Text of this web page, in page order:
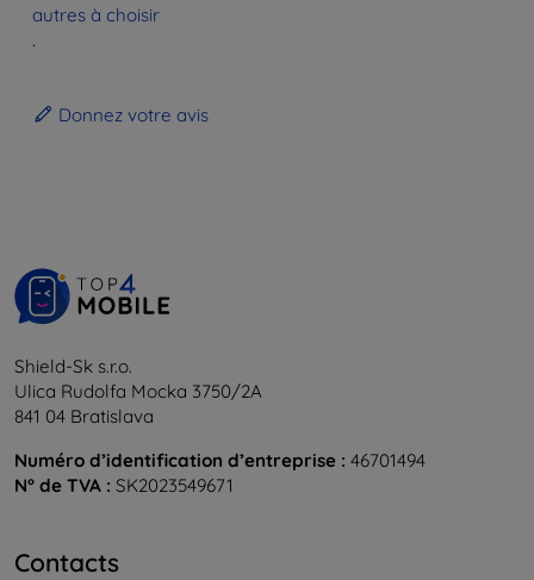
autres à choisir
.
Donnez votre avis
Shield-Sk s.r.o.
Ulica Rudolfa Mocka 3750/2A
841 04 Bratislava
Numéro d’identification d’entreprise : 46701494
N° de TVA : SK2023549671
Contacts